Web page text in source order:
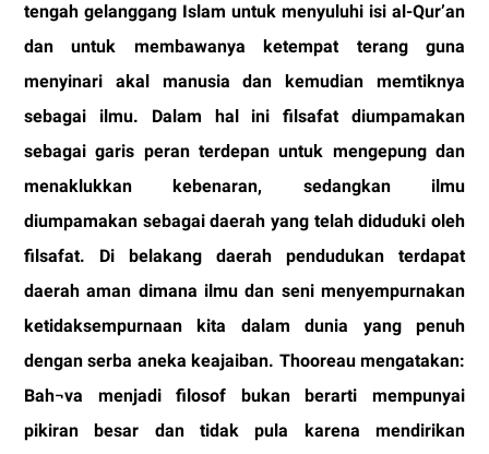
tengah gelanggang Islam untuk menyuluhi isi al-Qur’an
dan untuk membawanya ketempat terang guna
menyinari akal manusia dan kemudian memtiknya
sebagai ilmu. Dalam hal ini filsafat diumpamakan
sebagai garis peran terdepan untuk mengepung dan
menaklukkan kebenaran, sedangkan ilmu
diumpamakan sebagai daerah yang telah diduduki oleh
filsafat. Di belakang daerah pendudukan terdapat
daerah aman dimana ilmu dan seni menyempurnakan
ketidaksempurnaan kita dalam dunia yang penuh
dengan serba aneka keajaiban. Thooreau mengatakan:
Bah¬va menjadi filosof bukan berarti mempunyai
pikiran besar dan tidak pula karena mendirikan